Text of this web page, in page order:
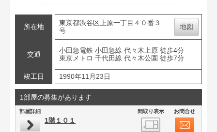
所在地
東京都渋谷区上原一丁目４０番３
号
地図
交通
小田急電鉄 小田急線 代々木上原 徒歩4分
東京メトロ 千代田線 代々木公園 徒歩7分
竣工日 1990年11月23日
1部屋の募集があります
部屋詳細 間取り表示 お問合せ
1階１０１